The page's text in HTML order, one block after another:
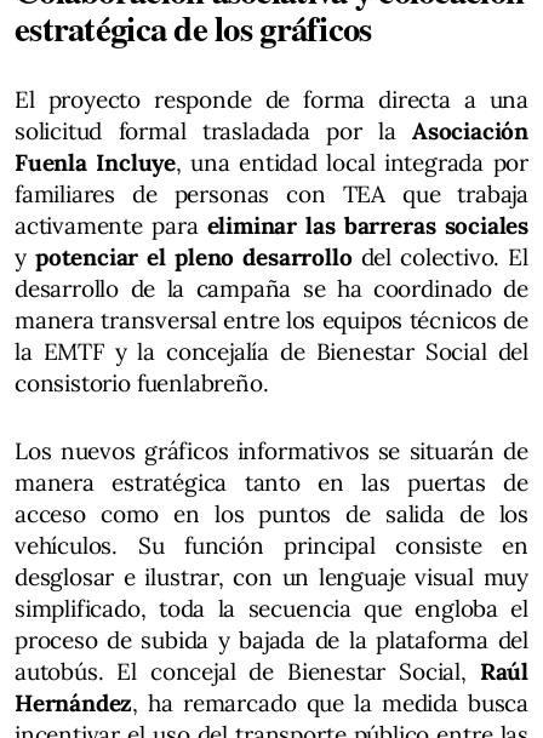
estratégica de los gráficos
El proyecto responde de forma directa a una
solicitud formal trasladada por laAsociación
Fuenla Incluye, una entidad local integrada por
familiares de personas con TEA que trabaja
activamente para eliminar las barreras sociales
y potenciar el pleno desarrollodel colectivo. El
desarrollo de la campaña se ha coordinado de
manera transversal entre los equipos técnicos de
la EMTF y la concejalía de Bienestar Social del
consistorio fuenlabreño.
Los nuevos gráficos informativos se situarán de
manera estratégica tanto en las puertas de
acceso como en los puntos de salida de los
vehículos. Su función principal consiste en
desglosar e ilustrar, con un lenguaje visual muy
simplificado, toda la secuencia que engloba el
proceso de subida y bajada de la plataforma del
autobús. El concejal de Bienestar Social, Raúl
Hernández, ha remarcado que la medida busca